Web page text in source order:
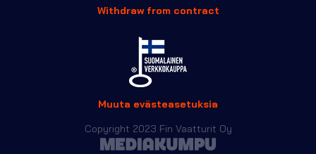
Withdraw from contract
Muuta evästeasetuksia
Copyright 2023 Fin Vaatturit Oy